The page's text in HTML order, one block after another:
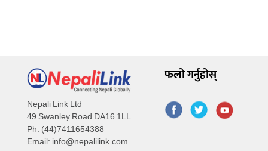
Nepali Link Ltd
49 Swanley Road DA16 1LL
Ph: (44)7411654388
Email: info@nepalilink.com
फलो गर्नुहोस्